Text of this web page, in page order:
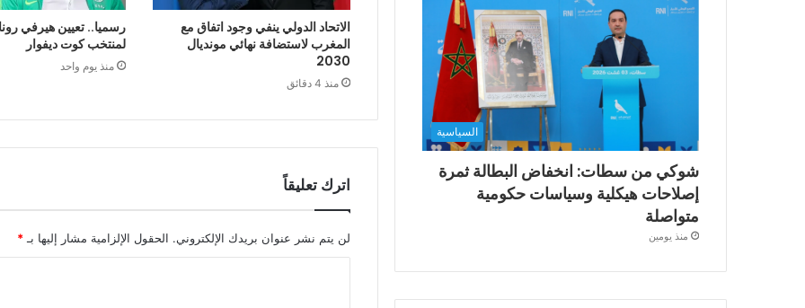
الاتحاد الدولي ينفي وجود اتفاق مع
المغرب لاستضافة نهائي مونديال
2030
منذ 4 دقائق
رسميا.. تعيين هيرفي
لمنتخب كوت ديفوار
منذ يوم واحد
اترك تعليقاً
لن يتم نشر عنوان بريدك الإلكتروني. الحقول الإلزامية مشار إليها بـ*
السياسية
شوكي من سطات: انخفاض البطالة ثمرة
إصلاحات هيكلية وسياسات حكومية
متواصلة
منذ يومين